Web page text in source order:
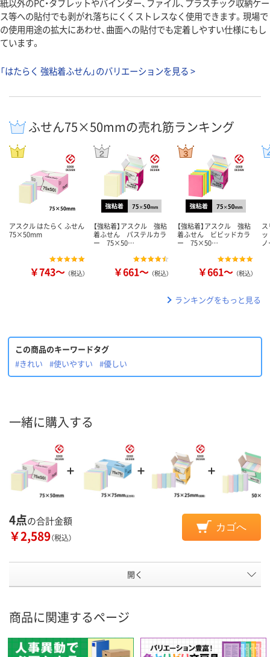
紙以外のPC・タブレットやバインダー、ファイル、プラスチック収納ケー
ス等への貼付でも剥がれ落ちにくくストレスなく使用できます。現場で
の使用用途の拡大にあわせ、曲面への貼付でも定着しやすい仕様にもし
ています。
「はたらく 強粘着ふせん」のバリエーションを見る >
ふせん75×50mmの売れ筋ランキング
アスクル はたらく ふせん
75×50mm
￥743～ （税込）
【強粘着】アスクル 強粘
着ふせん パステルカラ
ー 75×50…
￥661～ （税込）
【強粘着】アスクル 強粘
着ふせん ビビッドカラ
ー 75×50…
￥661～ （税込）
ランキングをもっと見る
この商品のキーワードタグ
#きれい
#使いやすい #優しい
一緒に購入する
4点の合計金額
￥2,589（税込）
カゴへ
開く
商品に関連するページ